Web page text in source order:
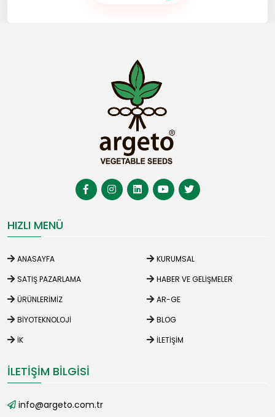
HIZLI MENÜ
ANASAYFA
KURUMSAL
SATIŞ PAZARLAMA
HABER VE GELIŞMELER
ÜRÜNLERIMIZ
AR-GE
BIYOTEKNOLOJI
BLOG
İK
İLETIŞIM
İLETIŞIM BILGISI
info@argeto.com.tr